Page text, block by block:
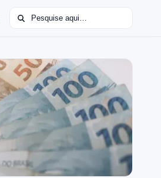
Buscar por: